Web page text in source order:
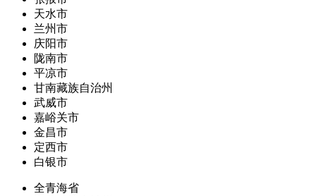
天水市
兰州市
庆阳市
陇南市
平凉市
甘南藏族自治州
武威市
嘉峪关市
金昌市
定西市
白银市
全青海省